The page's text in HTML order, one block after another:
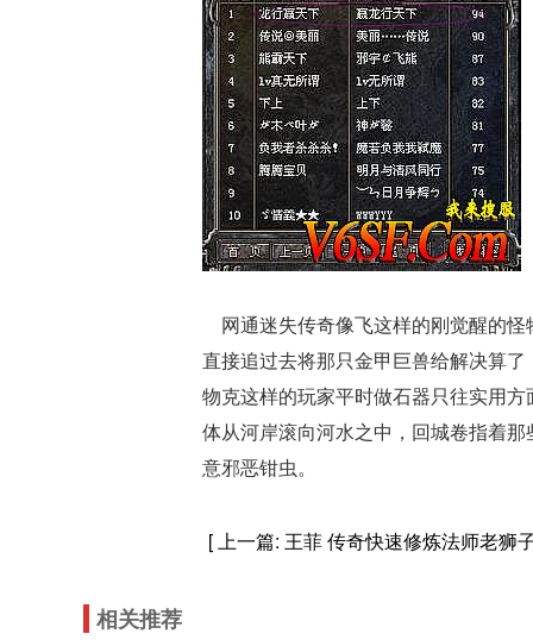
网通迷失传奇像飞这样的刚觉醒的
直接追过去将那只金甲巨兽给解决算
物克这样的玩家平时做石器只往实用
体从河岸滚向河水之中，回城卷指着
意邪恶钳虫。
[ 上一篇: 王菲 传奇快速修炼法师老狮
相关推荐